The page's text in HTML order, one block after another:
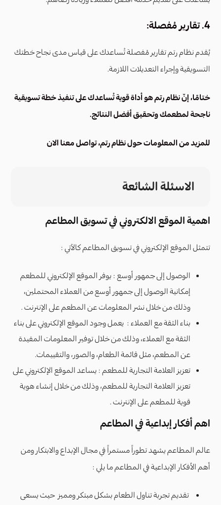
4. تقارير مُفصلة:
يُقدم نظام رتم تقارير مُفصلة تُساعدك على قياس مدى نجاح خطتك
التسويقية وإجراء التعديلات اللازمة.
ختامًا، إنّ نظام رتم هو أداة قوية تُساعدك على تنفيذ خطة تسويقية
ناجحة لمطعمك وتحقيق أفضل النتائج.
للمزيد من المعلومات حول نظام رتم، تواصل معنا الان
الاسئلة الشائعة
اهمية الموقع الالكتروني في تسويق المطاعم
تتمثل الموقع الإلكتروني في تسويق المطاعم كالآتي :
الوصول إلى جمهور أوسع : يوفر الموقع الإلكتروني للمطعم
إمكانية الوصول إلى جمهور أوسع من العملاء المحتملين،
وذلك من خلال نشر المعلومات عن المطعم على الإنترنت .
بناء الثقة مع العملاء : يعمل وجود الموقع الإلكتروني على بناء
الثقة مع العملاء، وذلك من خلال توفير المعلومات المفيدة
عن المطعم، مثل قائمة الطعام، والصور، والتقييمات.
تعزيز العلامة التجارية للمطعم : يساعد الموقع الإلكتروني على
تعزيز العلامة التجارية للمطعم، وذلك من خلال إنشاء هوية
قوية للمطعم على الإنترنت .
اهم أفكار إبداعية في المطاعم
عالم المطاعم يشهد تطوراً مستمراً في مجال الإبداع والابتكار ومن
أهم الأفكار الإبداعية في المطاعم ما يلي :
تقديم تجربة تناول الطعام بشكل مبتكر ومميز حيث يسعى